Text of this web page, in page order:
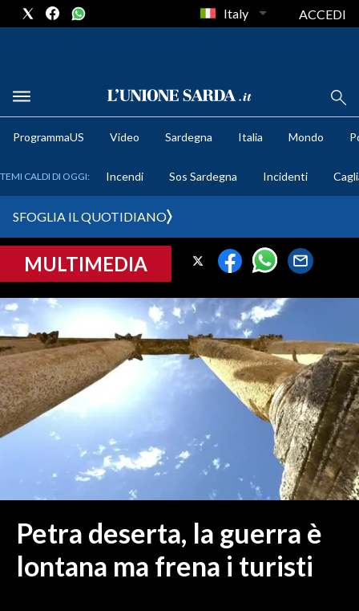
METEO
CRONACA SARDEGNA
PROVINCIA DI CAGLIARI
SULCIS IGLESIENTE
MEDIO CAMPIDANO
ORISTANO E PROVINCIA
SASSARI E PROVINCIA
GALLURA
NUORO E PROVINCIA
ITALIA
Italy ACCEDI
ProgrammaUS Video Sardegna Italia Mondo
TEMI CALDI DI OGGI: Incendi Sos Sardegna Incidenti
SFOGLIA IL QUOTIDIANO
MULTIMEDIA
Petra deserta, la guerra è
lontana ma frena i turisti